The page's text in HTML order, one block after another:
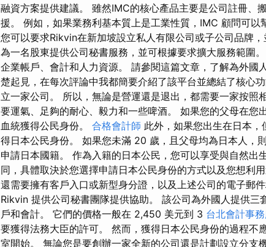
融資方案提供建議。 雖然IMC的核心產品主要是公司註冊、
援。 例如，如果業務利基本質上是工業性質，IMC 顧問可以
您可以要求Rikvin在新加坡設立私人有限公司或子公司品牌
為一名股東提供公司秘書服務，並可根據要求擴大服務範圍
企業帳戶、會計和人力資源。 請參閱這篇文章，了解為外國
楚起見，在每次評論中我都簡要介紹了該平台並總結了核心
立一家公司。 所以，無論是營運還是退出，都需要一家按照
要運氣、足夠的耐心、毅力和一些啤酒。 如果您的父母在您
血統獲得公民身份。 合格會計師 此外，如果您出生在日本
得日本公民身份。 如果您未滿 20 歲，且父母均為日本人，
申請日本國籍。 作為入籍的日本公民，您可以享受與自然出
同，具體取決於您選擇申請日本公民身份的方式以及您想利
還需要擁有客戶入口或新型身分證，以及上述公司的電子郵
Rikvin 提供公司秘書團隊提供協助。 該公司為外國人提供三
戶和會計。 它們的價格一般在 2,450 美元到 3 台北會計事
要獲得法務大臣的許可。 然而，獲得日本公民身份的過程不
室開始。 無論您是要創辦一家全新的公司還是計劃設立分